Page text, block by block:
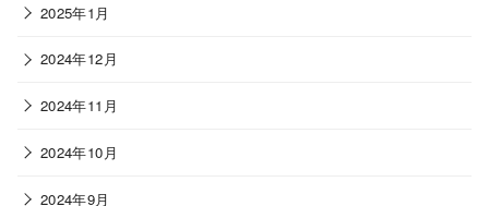
2025年1月
2024年12月
2024年11月
2024年10月
2024年9月